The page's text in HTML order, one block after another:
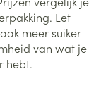
Let
meer suiker
van wat je
hebt.